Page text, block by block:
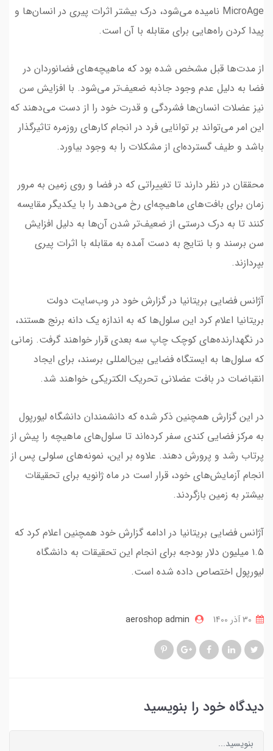
MicroAge نامیده می‌شود، درک بیشتر اثرات پیری در انسان‌ها و
پیدا کردن راه‌هایی برای مقابله با آن است.
از مدت‌ها قبل مشخص شده بود که ماهیچه‌های فضانوردان در
فضا به دلیل عدم وجود جاذبه ضعیف‌تر می‌شود. با افزایش سن
نیز عضلات انسان‌ها فشردگی و قدرت خود را از دست می‌دهند که
این امر می‌تواند بر توانایی فرد در انجام کارهای روزمره تاثیرگذار
باشد و طیف گسترده‌ای از مشکلات را به وجود بیاورد.
محققان در نظر دارند تا تغییراتی که در فضا و روی زمین به مرور
زمان برای بافت‌های ماهیچه‌ای رخ می‌دهد را با یکدیگر مقایسه
کنند تا به درک درستی از ضعیف‌تر شدن آن‌ها به دلیل افزایش
سن برسند و با نتایج به دست آمده به مقابله با اثرات پیری
بپردازند.
آژانس فضایی بریتانیا در گزارش خود در وب‌سایت دولت
بریتانیا اعلام کرد این سلول‌ها که به اندازه یک دانه برنج هستند،
در نگهدارنده‌های کوچک چاپ سه بعدی قرار خواهند گرفت. زمانی
که سلول‌ها به ایستگاه فضایی بین‌المللی برسند، برای ایجاد
انقباضات در بافت عضلانی تحریک الکتریکی خواهند شد.
در این گزارش همچنین ذکر شده که دانشمندان دانشگاه لیورپول
به مرکز فضایی کندی سفر کرده‌اند تا سلول‌های ماهیچه را پیش از
پرتاب رشد و پرورش دهند. علاوه بر این، نمونه‌های سلولی پس از
انجام آزمایش‌های خود، قرار است در ماه ژانویه برای تحقیقات
بیشتر به زمین بازگردند.
آژانس فضایی بریتانیا در ادامه گزارش خود همچنین اعلام کرد که
۱.۵ میلیون دلار بودجه برای انجام این تحقیقات به دانشگاه
لیورپول اختصاص داده شده است.
aeroshop admin
دیدگاه خود را بنویسید